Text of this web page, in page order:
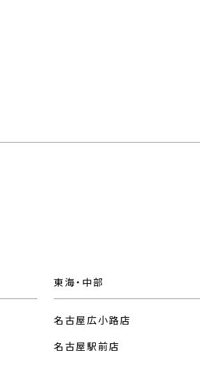
東海・中部
名古屋広小路店
名古屋駅前店